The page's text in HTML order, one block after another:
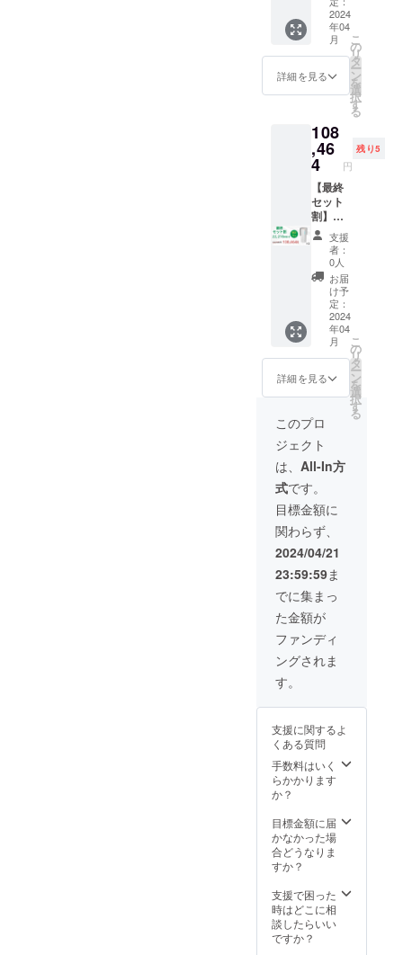
頂きま
す。 ※
デザイ
ン・仕
更にな
る可能
す。ご
了承く
ださ
い。 ※
配送は
海外発
送とな
り、台
湾から
国際普
通便を
利用し
ます。
日本倉
庫から
一回検
送され
ます。
通常3週
間程度
で配送
されま
すが、
か月を
超える
ことも
ありま
す。
す。
※皆様の
ご支援
により
量産効
率が向
売価格
が変更
になる
可能性
もござ
いま
す。 ※
発送は
日本国
内に限
らせて
頂きま
す。 ※
デザイ
ン・仕
様は変
更にな
る可能
す。ご
ださ
い。 ※
配送は
海外発
送とな
り、台
湾から
国際普
利用し
ます。
日本倉
庫から
一回検
品後配
送され
間程度
で配送
されま
すが、
稀に１
か月を
ありま
す。
（ク
イック
スター
トガイ
ド） ※
材の供
給状
況、製
造工程
上の都
合等に
より出
荷時期
が遅れ
る場合
があり
す。
※皆様の
ご支援
により
量産効
率が向
一般販
売価格
が変更
になる
可能性
もござ
いま
す。 ※
発送は
日本国
内に限
らせて
頂きま
す。 ※
デザイ
ン・仕
様は変
更にな
ざいま
す。ご
了承く
ださ
い。 ※
配送は
り、台
湾から
国際普
ます。
日本倉
庫から
一回検
130,680
円の
32,670
円引
き）
税込・
送料0円
故障に
よる6ヶ
月間保
証】 内
容：本
体×2、
USB-
typeA-
C 電源
ケーブ
ル、説
明書
（ク
イック
スター
トガイ
ド） ※
ご注文
状況、
使用部
材の供
給状
況、製
造工程
上の都
合等に
より出
荷時期
が遅れ
る場合
があり
ま
す。
※皆様の
ご支援
により
量産効
率が向
一般販
が変更
になる
可能性
もござ
いま
発送は
日本国
内に限
らせて
す。 ※
デザイ
ン・仕
様は変
2024
年04
月
詳細を見る
こ
の
リ
タ
ー
ン
を
選
択
す
る
108
,46
4 円
残り5
【最終
セット
割】
限定5名
様
Smini
×2 （販
売予定
価格
130,680
円の
22,216
円引
き）
税込・
送料0円
【自然
故障に
よる6ヶ
月間保
証】 内
容：本
体×2、
USB-
typeA-
C 電源
ケーブ
ル、説
明書
（ク
イック
スター
トガイ
ド） ※
使用部
給状
況、製
造工程
上の都
合等に
荷時期
が遅れ
る場合
があり
す。
※皆様の
ご支援
により
支援
者：
0人
お届
け予
定：
2024
年04
月
詳細を見る
こ
の
リ
タ
ー
ン
を
選
択
す
る
このプロ
ジェクト
は、 All-In方
式です。
目標金額に
関わらず、
2024/04/21
23:59:59ま
でに集まっ
た金額が
ファンディ
ングされま
す。
支援に関するよ
くある質問
手数料はいく
らかかります
か？
目標金額に届
かなかった場
合どうなりま
すか？
支援で困った
時はどこに相
談したらいい
ですか？